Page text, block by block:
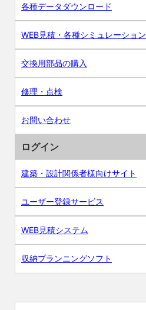
各種データダウンロード
WEB見積・各種シミュレーション
交換用部品の購入
修理・点検
お問い合わせ
ログイン
建築・設計関係者様向けサイト
ユーザー登録サービス
WEB見積システム
収納プランニングソフト